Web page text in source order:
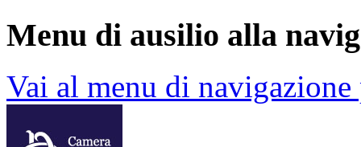
Menu di ausilio alla
Vai al menu di